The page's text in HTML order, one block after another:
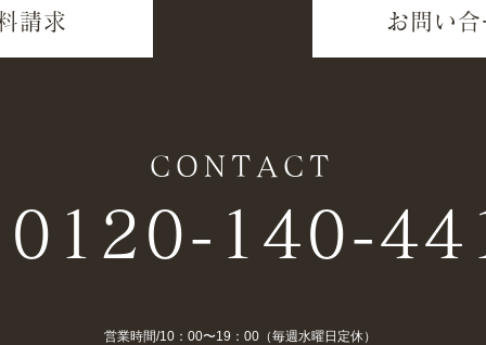
請求 お問い
CONTACT
0120-140-
営業時間/10：00〜19：00（毎週水曜日定休）